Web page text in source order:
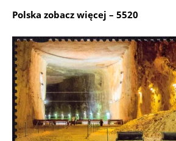
Polska zobacz więcej – 5520